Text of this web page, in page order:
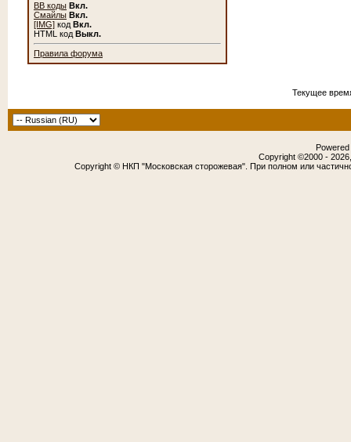
BB коды Вкл.
Смайлы Вкл.
[IMG] код Вкл.
HTML код Выкл.
Правила форума
Текущее
Copyright ©2000 -
Copyright © НКП "Московская сторожевая". При полном или